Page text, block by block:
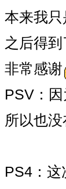
本来我
之后得
非常感谢
PSV：
所以也
PS4：这